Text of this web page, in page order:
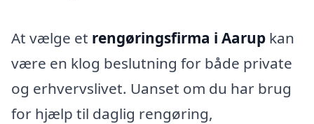
At vælge et rengøringsfirma i Aarup kan
være en klog beslutning for både private
og erhvervslivet. Uanset om du har brug
for hjælp til daglig rengøring,